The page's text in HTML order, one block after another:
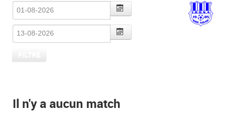
Il n'y a aucun match